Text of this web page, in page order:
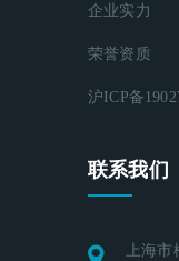
企业实力
荣誉资质
沪ICP备
联系我们
上海